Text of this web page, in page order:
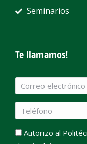
Seminarios
Te llamamos!
Autorizo al